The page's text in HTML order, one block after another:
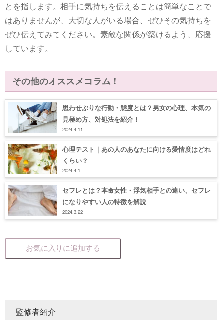
とを指します。相手に気持ちを伝えることは簡単なことで
はありませんが、大切な人がいる場合、ぜひその気持ちを
ぜひ伝えてみてください。素敵な関係が築けるよう、応援
しています。
その他のオススメコラム！
思わせぶりな行動・態度とは？男女の心理、本気の
見極め方、対処法を紹介！
2024.4.11
心理テスト｜あの人のあなたに向ける愛情度はどれ
くらい？
2024.4.1
セフレとは？本命女性・浮気相手との違い、セフレ
になりやすい人の特徴を解説
2024.3.22
お気に入りに追加する
監修者紹介